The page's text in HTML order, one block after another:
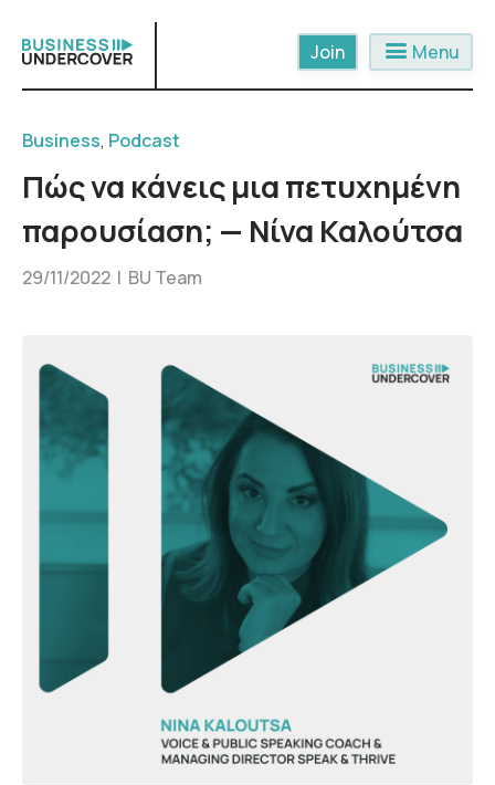
content
menu Menu
Business, Podcast
Πώς να κάνεις μια πετυχημένη
παρουσίαση; — Νίνα Καλούτσα
29/11/2022 | BU Team